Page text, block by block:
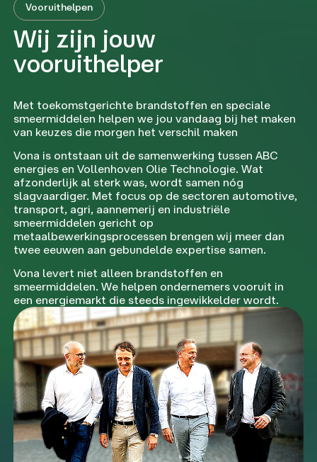
Vooruithelpen
Wij zijn jouw
vooruithelper
Met toekomstgerichte brandstoffen en speciale
smeermiddelen helpen we jou vandaag bij het maken
van keuzes die morgen het verschil maken
Vona is ontstaan uit de samenwerking tussen ABC
energies en Vollenhoven Olie Technologie. Wat
afzonderlijk al sterk was, wordt samen nóg
slagvaardiger. Met focus op de sectoren automotive,
transport, agri, aannemerij en industriële
smeermiddelen gericht op
metaalbewerkingsprocessen brengen wij meer dan
twee eeuwen aan gebundelde expertise samen.
Vona levert niet alleen brandstoffen en
smeermiddelen. We helpen ondernemers vooruit in
een energiemarkt die steeds ingewikkelder wordt.